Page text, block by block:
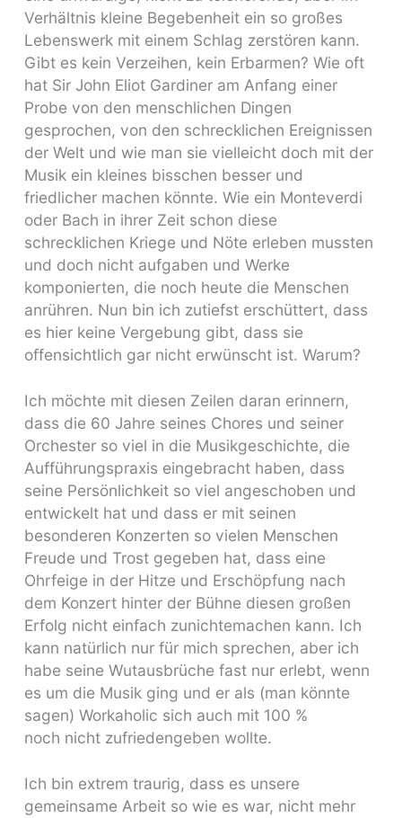
Verhältnis kleine Begebenheit ein so großes
Lebenswerk mit einem Schlag zerstören kann.
Gibt es kein Verzeihen, kein Erbarmen? Wie oft
hat Sir John Eliot Gardiner am Anfang einer
Probe von den menschlichen Dingen
gesprochen, von den schrecklichen Ereignissen
der Welt und wie man sie vielleicht doch mit der
Musik ein kleines bisschen besser und
friedlicher machen könnte. Wie ein Monteverdi
oder Bach in ihrer Zeit schon diese
schrecklichen Kriege und Nöte erleben mussten
und doch nicht aufgaben und Werke
komponierten, die noch heute die Menschen
anrühren. Nun bin ich zutiefst erschüttert, dass
es hier keine Vergebung gibt, dass sie
offensichtlich gar nicht erwünscht ist. Warum?
Ich möchte mit diesen Zeilen daran erinnern,
dass die 60 Jahre seines Chores und seiner
Orchester so viel in die Musikgeschichte, die
Aufführungspraxis eingebracht haben, dass
seine Persönlichkeit so viel angeschoben und
entwickelt hat und dass er mit seinen
besonderen Konzerten so vielen Menschen
Freude und Trost gegeben hat, dass eine
Ohrfeige in der Hitze und Erschöpfung nach
dem Konzert hinter der Bühne diesen großen
Erfolg nicht einfach zunichtemachen kann. Ich
kann natürlich nur für mich sprechen, aber ich
habe seine Wutausbrüche fast nur erlebt, wenn
es um die Musik ging und er als (man könnte
sagen) Workaholic sich auch mit 100 %
noch nicht zufriedengeben wollte.
Ich bin extrem traurig, dass es unsere
gemeinsame Arbeit so wie es war, nicht mehr